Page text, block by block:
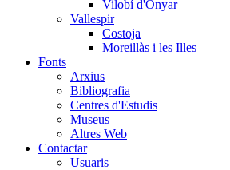
Vilobí d'Onyar
Vallespir
Costoja
Moreillàs i les Illes
Fonts
Arxius
Bibliografia
Centres d'Estudis
Museus
Altres Web
Contactar
Usuaris